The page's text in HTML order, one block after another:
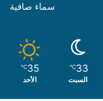
سماء صافية
33
℃
السبت
35
℃
الأحد